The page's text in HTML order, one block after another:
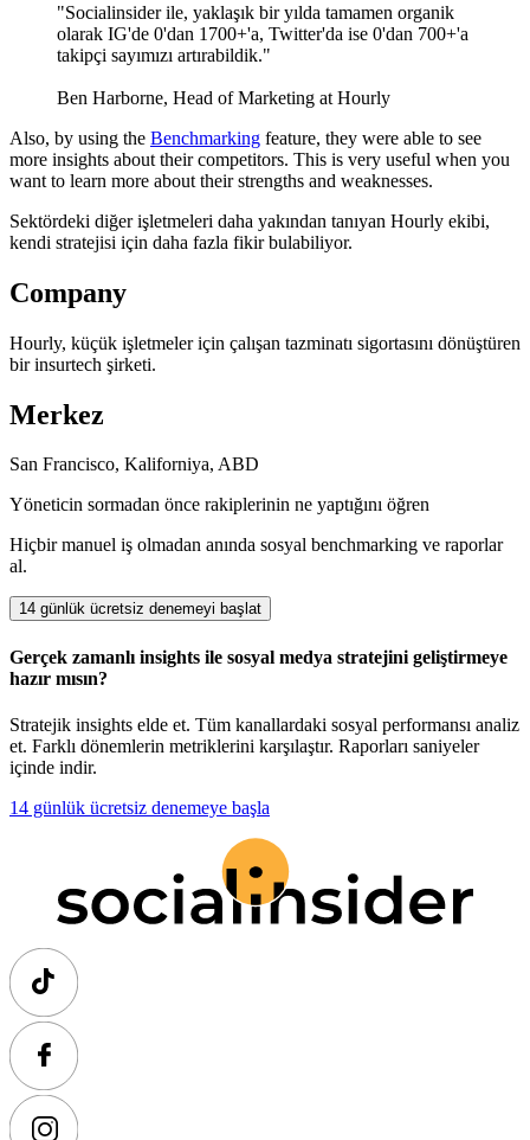
"Socialinsider ile, yaklaşık bir yılda tamamen organik
olarak IG'de 0'dan 1700+'a, Twitter'da ise 0'dan 700+'a
takipçi sayımızı artırabildik."
Ben Harborne, Head of Marketing at Hourly
Also, by using the Benchmarking feature, they were able to see
more insights about their competitors. This is very useful when you
want to learn more about their strengths and weaknesses.
Sektördeki diğer işletmeleri daha yakından tanıyan Hourly ekibi,
kendi stratejisi için daha fazla fikir bulabiliyor.
Company
Hourly, küçük işletmeler için çalışan tazminatı sigortasını dönüştüren
bir insurtech şirketi.
Merkez
San Francisco, Kaliforniya, ABD
Yöneticin sormadan önce rakiplerinin ne yaptığını öğren
Hiçbir manuel iş olmadan anında sosyal benchmarking ve raporlar
al.
14 günlük ücretsiz denemeyi başlat
Gerçek zamanlı insights ile sosyal medya stratejini geliştirmeye
hazır mısın?
Stratejik insights elde et. Tüm kanallardaki sosyal performansı analiz
et. Farklı dönemlerin metriklerini karşılaştır. Raporları saniyeler
içinde indir.
14 günlük ücretsiz denemeye başla